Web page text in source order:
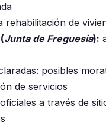
rehabilitación de
Junta de Freguesia):
posibles
de servicios
a través de